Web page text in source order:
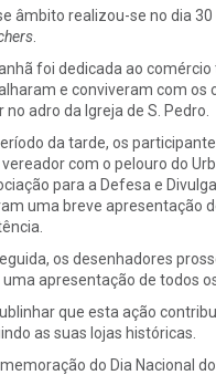
âmbito realizou-se no dia
.
foi dedicada ao
e conviveram com os
no adro da Igreja de S. Pedro.
da tarde, os
com o pelouro do
para a Defesa e
uma breve apresentação
os desenhadores
apresentação de todos
que esta ação
as suas lojas históricas.
do Dia Nacional